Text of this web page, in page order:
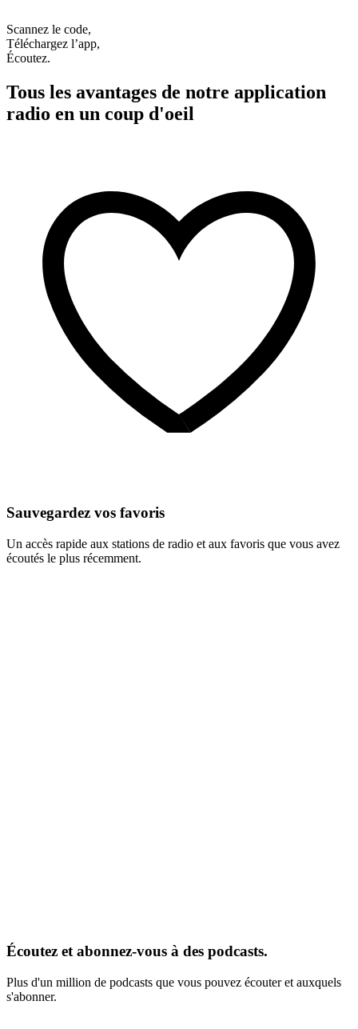
Scannez le code,
Téléchargez l’app,
Écoutez.
Tous les avantages de notre application
radio en un coup d'oeil
Sauvegardez vos favoris
Un accès rapide aux stations de radio et aux favoris que vous avez
écoutés le plus récemment.
Écoutez et abonnez-vous à des podcasts.
Plus d'un million de podcasts que vous pouvez écouter et auxquels
s'abonner.